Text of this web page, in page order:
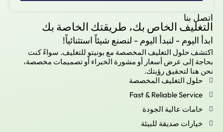
اتصل بنا
التغليف الخاص بك، طريقتك الخاصة بك
ابدأ اليوم - لنبدأ اليوم - لنصنع شيئاً استثنائياً!
اكتشف حلول التغليف المخصصة مع بونيتو للتغليف. سواءً كنت
بحاجة إلى عرض أسعار أو مشورة الخبراء أو تصميمات مخصصة،
نحن هنا لتحقيق رؤيتك.
حلول التغليف المخصصة
Fast & Reliable Service
خامات عالية الجودة
خيارات صديقة للبيئة